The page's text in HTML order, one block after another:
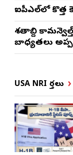
ఐపీఎల్‌లో కొత్త
శతాబ్ది
బాధ్యతలు
USA NRI వార్తలు